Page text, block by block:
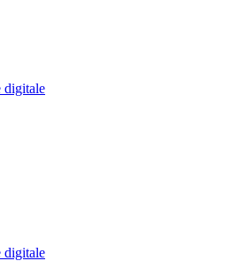
digitale
digitale